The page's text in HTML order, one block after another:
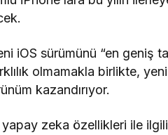
iOS sürümünü “en geniş
olmamakla birlikte, yeni
kazandırıyor.
zeka özellikleri ile